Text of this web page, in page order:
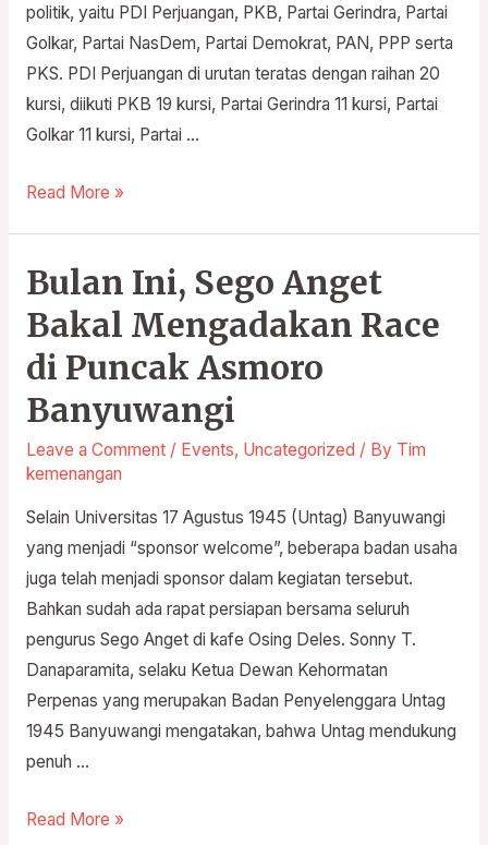
politik, yaitu PDI Perjuangan, PKB, Partai Gerindra, Partai
Golkar, Partai NasDem, Partai Demokrat, PAN, PPP serta
PKS. PDI Perjuangan di urutan teratas dengan raihan 20
kursi, diikuti PKB 19 kursi, Partai Gerindra 11 kursi, Partai
Golkar 11 kursi, Partai …
yang
Lolos
Read More »
Bulan Ini, Sego Anget
Bakal Mengadakan Race
di Puncak Asmoro
Banyuwangi
Leave a Comment / Events, Uncategorized / By Tim
kemenangan
Selain Universitas 17 Agustus 1945 (Untag) Banyuwangi
yang menjadi “sponsor welcome”, beberapa badan usaha
juga telah menjadi sponsor dalam kegiatan tersebut.
Bahkan sudah ada rapat persiapan bersama seluruh
pengurus Sego Anget di kafe Osing Deles. Sonny T.
Danaparamita, selaku Ketua Dewan Kehormatan
Perpenas yang merupakan Badan Penyelenggara Untag
1945 Banyuwangi mengatakan, bahwa Untag mendukung
penuh …
Bulan
Sego
Anget
Bakal
Mengadakan
Race
Puncak
Asmoro
Banyuwangi
Read More »